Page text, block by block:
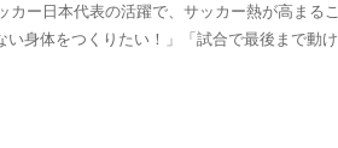
カー日本代表の活躍で、サッカー熱が高まるこ
い身体をつくりたい！」「試合で最後まで動け